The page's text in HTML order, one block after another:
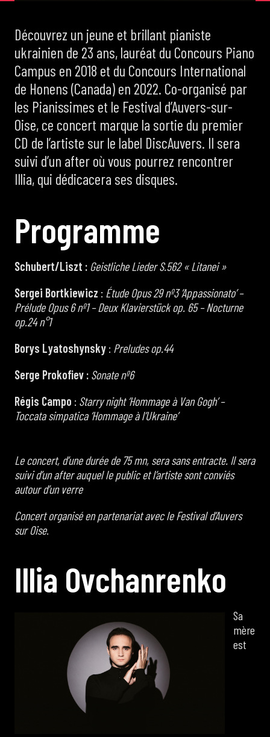
Piano Solo Jazz
La salle
L’événementiel
Les contacts
Découvrez un jeune et brillant pianiste
ukrainien de 23 ans, lauréat du Concours Piano
Campus en 2018 et du Concours International
de Honens (Canada) en 2022. Co-organisé par
les Pianissimes et le Festival d’Auvers-sur-
Oise, ce concert marque la sortie du premier
CD de l’artiste sur le label DiscAuvers. Il sera
suivi d’un after où vous pourrez rencontrer
Illia, qui dédicacera ses disques.
Programme
Schubert/Liszt : Geistliche Lieder S.562 « Litanei »
Sergei Bortkiewicz : Étude Opus 29 nº3 ‘Appassionato’ –
Prélude Opus 6 nº1 – Deux Klavierstück op. 65 – Nocturne
op.24 n°1
Borys Lyatoshynsky : Preludes op.44
Serge Prokofiev : Sonate nº6
Régis Campo : Starry night ‘Hommage à Van Gogh’ –
Toccata simpatica ‘Hommage à l’Ukraine’
Le concert, d’une durée de 75 mn, sera sans entracte. Il sera
suivi d’un after auquel le public et l’artiste sont conviés
autour d’un verre
Concert organisé en partenariat avec le Festival d’Auvers
sur Oise.
Illia Ovchanrenko
Sa
mère
est